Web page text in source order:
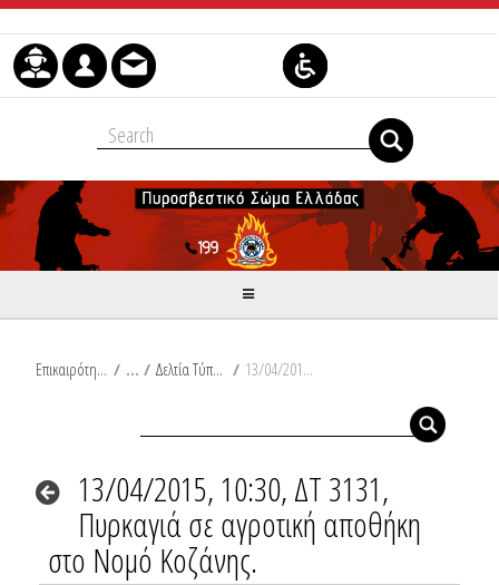
Μετάβαση στο περιεχόμενο
Επικαιρότητα / Δελτία Τύπου / 13/04/2015, 10:30, ΔΤ 3131, Πυρκαγιά σε αγροτική αποθήκη στο Νομό Κοζάνης.
13/04/2015, 10:30, ΔΤ 3131,
Πυρκαγιά σε αγροτική αποθήκη
στο Νομό Κοζάνης.